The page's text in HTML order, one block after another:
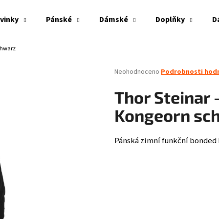
Pánské Dámské Doplňky
Průměrné
produktu
0,0
hvězdiček.
Neohodnoceno Podrobnosti
Thor Steinar
Kongeorn
Pánská zimní funkční bonded
Co potřebujete najít?
HLEDAT
PITBULL WEST COAST - VESTA ECLIPSE OLIV